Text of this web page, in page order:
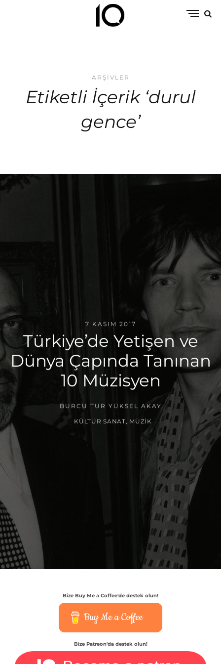
ARŞIVLER
Etiketli İçerik ‘durul
gence’
7 KASIM 2017
Türkiye’de Yetişen ve
Dünya Çapında Tanınan
10 Müzisyen
BURCU TUR YÜKSEL AKAY
KÜLTÜR SANAT MÜZIK
Bize Buy Me a Coffee'de destek olun!
Buy Me a Coffee
Bize Patreon'da destek olun!